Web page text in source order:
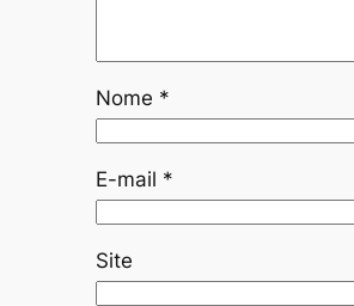
Nome *
E-mail *
Site